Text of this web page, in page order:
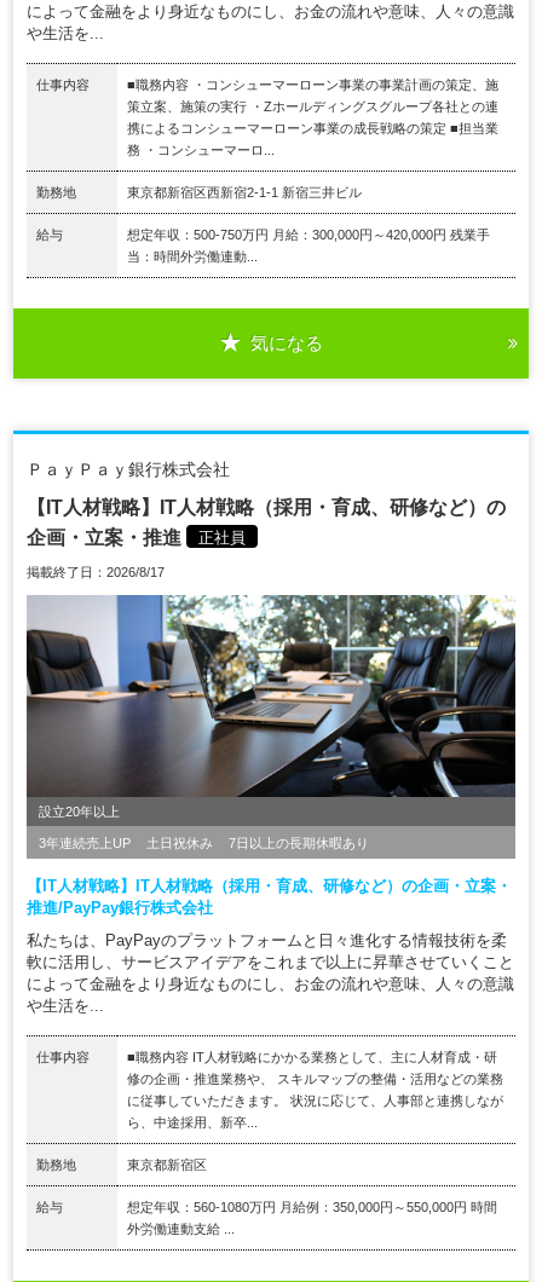
によって金融をより身近なものにし、お金の流れや意味、人々の意識
や生活を...
仕事内容
■職務内容 ・コンシューマーローン事業の事業計画の策定、施
策立案、施策の実行 ・Zホールディングスグループ各社との連
携によるコンシューマーローン事業の成長戦略の策定 ■担当業
務 ・コンシューマーロ...
勤務地 東京都新宿区西新宿2-1-1 新宿三井ビル
給与
想定年収：500-750万円 月給：300,000円～420,000円 残業手
当：時間外労働連動...
気になる
ＰａｙＰａｙ銀行株式会社
【IT人材戦略】IT人材戦略（採用・育成、研修など）の
企画・立案・推進
正社員
掲載終了日：2026/8/17
設立20年以上
3年連続売上UP 土日祝休み 7日以上の長期休暇あり
【IT人材戦略】IT人材戦略（採用・育成、研修など）の企画・立案・
推進/PayPay銀行株式会社
私たちは、PayPayのプラットフォームと日々進化する情報技術を柔
軟に活用し、サービスアイデアをこれまで以上に昇華させていくこと
によって金融をより身近なものにし、お金の流れや意味、人々の意識
や生活を...
仕事内容
■職務内容 IT人材戦略にかかる業務として、主に人材育成・研
修の企画・推進業務や、 スキルマップの整備・活用などの業務
に従事していただきます。 状況に応じて、人事部と連携しなが
ら、中途採用、新卒...
勤務地 東京都新宿区
給与
想定年収：560-1080万円 月給例：350,000円～550,000円 時間
外労働連動支給 ...